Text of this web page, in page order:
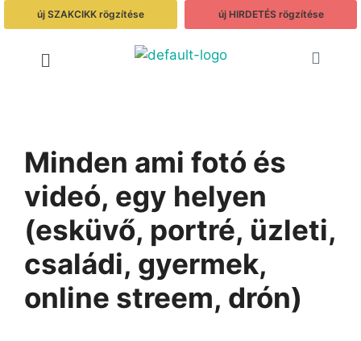
új SZAKCIKK rögzítése új HIRDETÉS rögzítése
Minden ami fotó és
videó, egy helyen
(esküvő, portré, üzleti,
családi, gyermek,
online streem, drón)